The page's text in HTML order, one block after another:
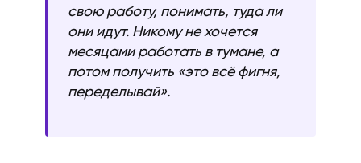
свою работу, понимать, туда ли
они идут. Никому не хочется
месяцами работать в тумане, а
потом получить «это всё фигня,
переделывай».